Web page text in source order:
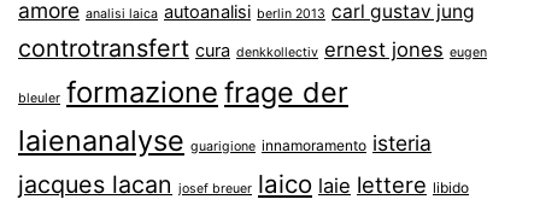
amore analisi laica autoanalisi berlin 2013 carl gustav jung
controtransfert cura denkkollectiv ernest jones eugen
bleuler formazione frage der
laienanalyse guarigione innamoramento isteria
jacques lacan josef breuer laico laie lettere libido